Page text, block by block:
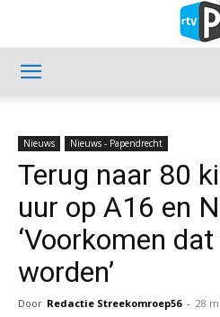
Nieuws Nieuws - Papendrecht
Terug naar 80
uur op A16 en
‘Voorkomen
worden’
Door Redactie Streekomroep56 - 28